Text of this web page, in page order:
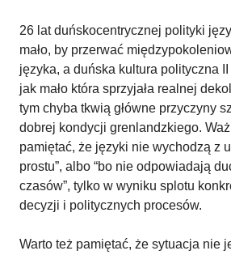
26 lat duńskocentrycznej polityki
mało, by przerwać
języka, a duńska kultura polityczna II
jak mało która sprzyjała realnej
tym chyba tkwią główne przyczyny
dobrej kondycji grenlandzkiego.
pamiętać, że języki nie wychodzą z
prostu”, albo “bo nie odpowiadają
czasów”, tylko w wyniku splotu
decyzji i politycznych procesów.
Warto też pamiętać, że sytuacja nie